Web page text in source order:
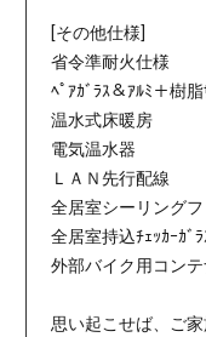
[その他仕様]
省令準耐火仕様
ﾍﾟｱｶﾞﾗｽ＆ｱﾙﾐ＋樹脂
温水式床暖房
電気温水器
ＬＡＮ先行配線
全居室シーリング
全居室持込ﾁｪｯｶｰｶﾞ
外部バイク用コン
思い起こせば、ご